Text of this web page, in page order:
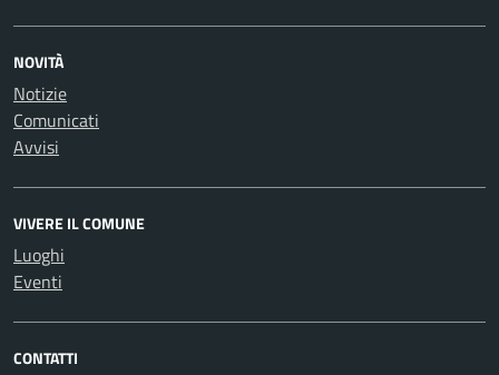
NOVITÀ
Notizie
Comunicati
Avvisi
VIVERE IL COMUNE
Luoghi
Eventi
CONTATTI